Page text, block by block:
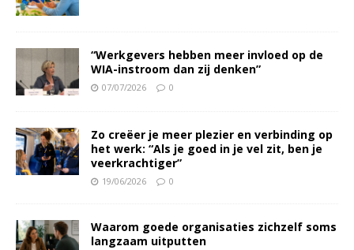
“Werkgevers hebben meer invloed op de
WIA-instroom dan zij denken”
07/07/2026 0
Zo creëer je meer plezier en verbinding op
het werk: “Als je goed in je vel zit, ben je
veerkrach­tiger”
19/06/2026 0
Waarom goede organisaties zichzelf soms
langzaam uitputten